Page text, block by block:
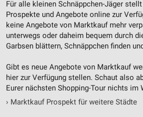
Für alle kleinen Schnäppchen-Jäger
Prospekte und Angebote online zur
keine Angebote von Marktkauf mehr
unterwegs oder daheim bequem durch
Garbsen blättern, Schnäppchen finden
Gibt es neue Angebote von Marktkauf
hier zur Verfügung stellen. Schaut also
Eurer nächsten Shopping-Tour nichts im
› Marktkauf Prospekt für weitere Städte